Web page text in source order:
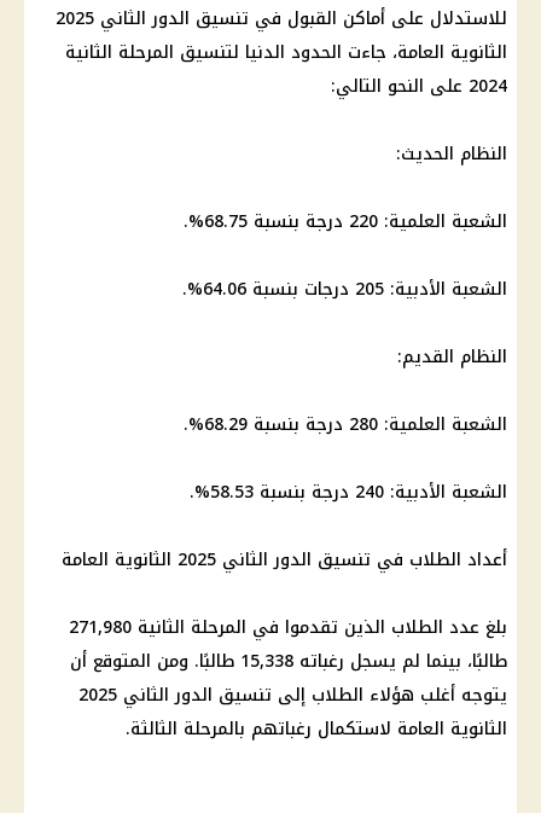
للاستدلال على أماكن القبول في تنسيق الدور الثاني 2025
الثانوية العامة، جاءت الحدود الدنيا لتنسيق المرحلة الثانية
2024 على النحو التالي:
النظام الحديث:
الشعبة العلمية: 220 درجة بنسبة 68.75%.
الشعبة الأدبية: 205 درجات بنسبة 64.06%.
النظام القديم:
الشعبة العلمية: 280 درجة بنسبة 68.29%.
الشعبة الأدبية: 240 درجة بنسبة 58.53%.
أعداد الطلاب في تنسيق الدور الثاني 2025 الثانوية العامة
بلغ عدد الطلاب الذين تقدموا في المرحلة الثانية 271,980
طالبًا، بينما لم يسجل رغباته 15,338 طالبًا. ومن المتوقع أن
يتوجه أغلب هؤلاء الطلاب إلى تنسيق الدور الثاني 2025
الثانوية العامة لاستكمال رغباتهم بالمرحلة الثالثة.